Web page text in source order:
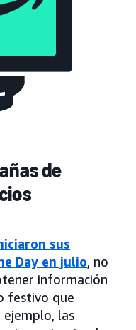
de
sus
Day en julio, no
información
festivo que
ejemplo, las